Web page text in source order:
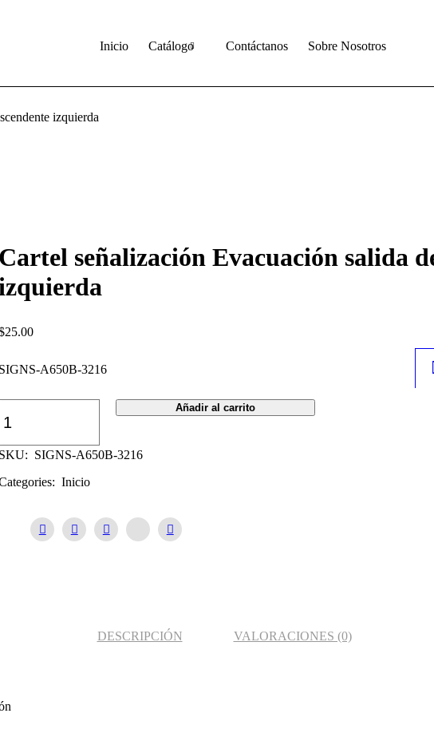
Inicio Catálogo Contáctanos Sobre Nosotros
izquierda
Cartel señalización Evacuación salida
25.00
SIGNS-A650B-3216
señalización
descendente
izquierda
cantidad
Añadir al carrito
SKU: SIGNS-A650B-3216
Inicio
DESCRIPCIÓN VALORACIONES (0)